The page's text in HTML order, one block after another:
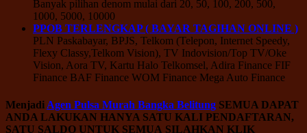
Banyak pilihan denom mulai dari 20, 50, 100, 200, 500,
1000, 5000, 10000
PPOB TERLENGKAP ( BAYAR TAGIHAN ONLINE )
PLN Paskabayar, BPJS, Telkom (Telepon, Internet Speedy,
Flexy Classy,Telkom Vision), TV Indovision/Top TV/Oke
Vision, Aora TV, Kartu Halo Telkomsel, Adira Finance FIF
Finance BAF Finance WOM Finance Mega Auto Finance
Menjadi Agen Pulsa Murah Bangka Belitung SEMUA DAPAT
ANDA LAKUKAN HANYA SATU KALI PENDAFTARAN,
SATU SALDO UNTUK SEMUA SILAHKAN KLIK